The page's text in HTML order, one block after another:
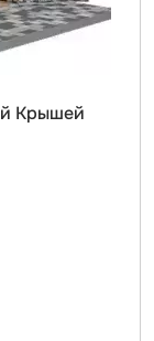
Крышей